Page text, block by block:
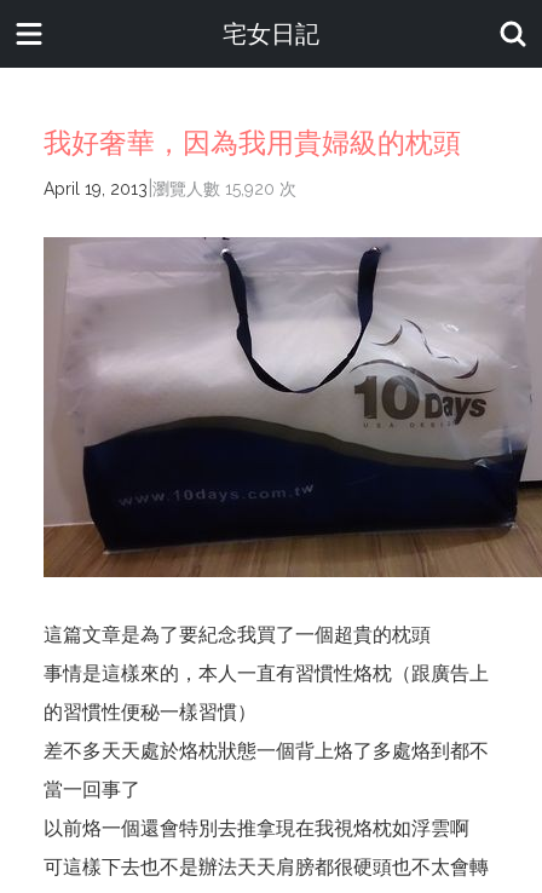
宅女日記
我好奢華，因為我用貴婦級的枕頭
April 19, 2013 瀏覽人數 15,920 次
這篇文章是為了要紀念我買了一個超貴的枕頭
事情是這樣來的，本人一直有習慣性烙枕（跟廣告上
的習慣性便秘一樣習慣）
差不多天天處於烙枕狀態一個背上烙了多處烙到都不
當一回事了
以前烙一個還會特別去推拿現在我視烙枕如浮雲啊
可這樣下去也不是辦法天天肩膀都很硬頭也不太會轉